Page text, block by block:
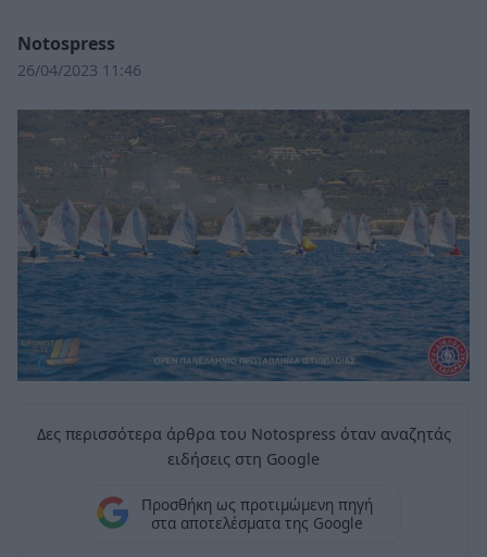
Notospress
26/04/2023 11:46
Δες περισσότερα άρθρα του Notospress όταν αναζητάς
ειδήσεις στη Google
Προσθήκη ως προτιμώμενη πηγή
στα αποτελέσματα της Google